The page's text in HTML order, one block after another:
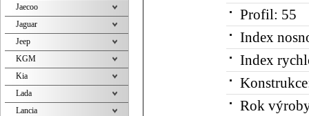
Profil: 55
Index
Index
Rok
Jaecoo
Jaguar
Jeep
KGM
Kia
Lada
Lancia